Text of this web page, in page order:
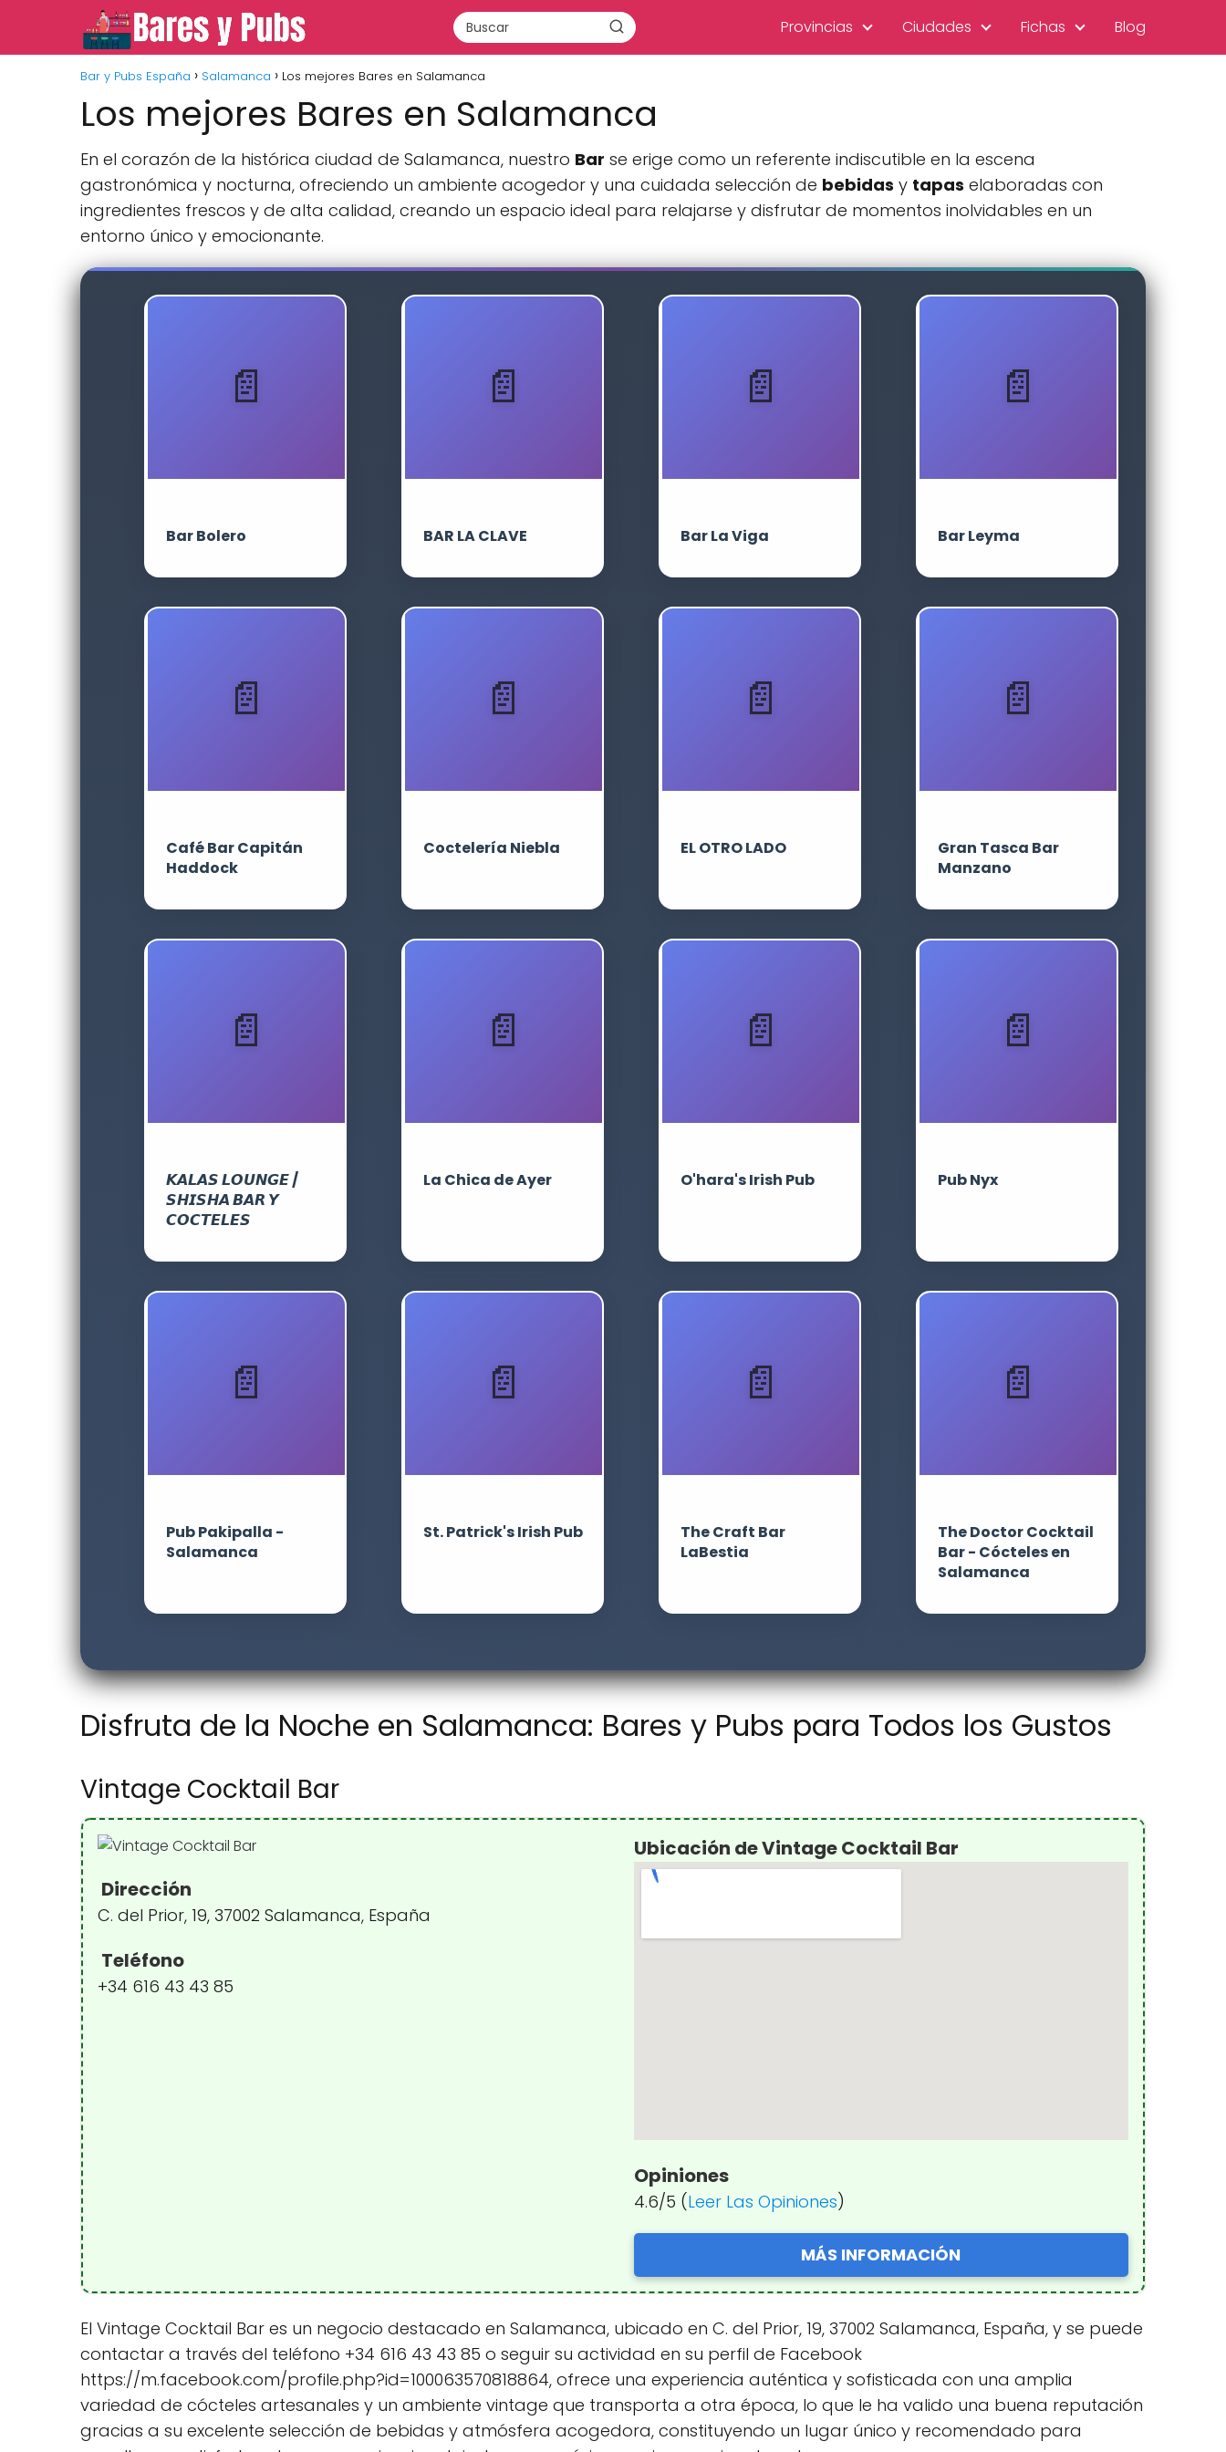
Provincias Ciudades Fichas Blog
Bar y Pubs España Salamanca Los mejores Bares en Salamanca
Los mejores Bares en Salamanca
En el corazón de la histórica ciudad de Salamanca, nuestro Bar se erige como un referente indiscutible en la escena
gastronómica y nocturna, ofreciendo un ambiente acogedor y una cuidada selección de bebidas y tapas elaboradas con
ingredientes frescos y de alta calidad, creando un espacio ideal para relajarse y disfrutar de momentos inolvidables en un
entorno único y emocionante.
Bar Bolero BAR LA CLAVE Bar La Viga Bar Leyma
Café Bar Capitán
Haddock
Coctelería Niebla EL OTRO LADO
Gran Tasca Bar
Manzano
𝙆𝘼𝙇𝘼𝙎 𝙇𝙊𝙐𝙉𝙂𝙀 /
𝙎𝙃𝙄𝙎𝙃𝘼 𝘽𝘼𝙍 𝙔
𝘾𝙊𝘾𝙏𝙀𝙇𝙀𝙎
La Chica de Ayer O'hara's Irish Pub Pub Nyx
Pub Pakipalla -
Salamanca
St. Patrick's Irish Pub
The Craft Bar
LaBestia
The Doctor Cocktail
Bar - Cócteles en
Salamanca
Disfruta de la Noche en Salamanca: Bares y Pubs para Todos los Gustos
Vintage Cocktail Bar
Dirección
C. del Prior, 19, 37002 Salamanca, España
Teléfono
+34 616 43 43 85
Ubicación de Vintage Cocktail Bar
Opiniones
4.6/5 (Leer Las Opiniones)
MÁS INFORMACIÓN
El Vintage Cocktail Bar es un negocio destacado en Salamanca, ubicado en C. del Prior, 19, 37002 Salamanca, España, y se puede
contactar a través del teléfono +34 616 43 43 85 o seguir su actividad en su perfil de Facebook
https://m.facebook.com/profile.php?id=100063570818864, ofrece una experiencia auténtica y sofisticada con una amplia
variedad de cócteles artesanales y un ambiente vintage que transporta a otra época, lo que le ha valido una buena reputación
gracias a su excelente selección de bebidas y atmósfera acogedora, constituyendo un lugar único y recomendado para